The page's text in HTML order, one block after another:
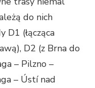
do nich
D1 (łącząca
D2 (z Brna do
– Pilzno –
– Ústí nad